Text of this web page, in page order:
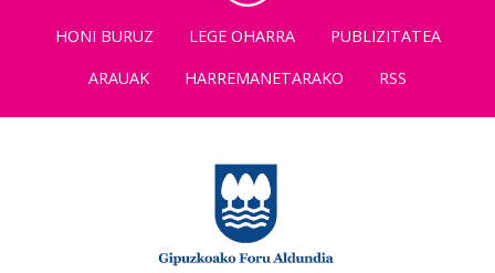
HONI BURUZ LEGE OHARRA
PUBLIZITATEA
ARAUAK
HARREMANETARAKO RSS